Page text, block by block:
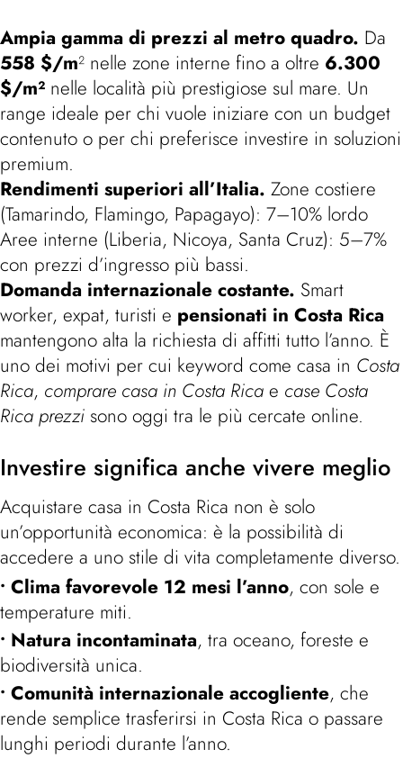
Ampia gamma di prezzi al metro quadro. Da
558 $/m² nelle zone interne fino a oltre 6.300
$/m² nelle località più prestigiose sul mare. Un
range ideale per chi vuole iniziare con un budget
contenuto o per chi preferisce investire in soluzioni
premium.
Rendimenti superiori all’Italia. Zone costiere
(Tamarindo, Flamingo, Papagayo): 7–10% lordo
Aree interne (Liberia, Nicoya, Santa Cruz): 5–7%
con prezzi d’ingresso più bassi.
Domanda internazionale costante. Smart
worker, expat, turisti e pensionati in Costa Rica
mantengono alta la richiesta di affitti tutto l’anno. È
uno dei motivi per cui keyword come casa in Costa
Rica, comprare casa in Costa Rica e case Costa
Rica prezzi sono oggi tra le più cercate online.
Investire significa anche vivere meglio
Acquistare casa in Costa Rica non è solo
un’opportunità economica: è la possibilità di
accedere a uno stile di vita completamente diverso.
Clima favorevole 12 mesi l’anno, con sole e
temperature miti.
Natura incontaminata, tra oceano, foreste e
biodiversità unica.
Comunità internazionale accogliente, che
rende semplice trasferirsi in Costa Rica o passare
lunghi periodi durante l’anno.